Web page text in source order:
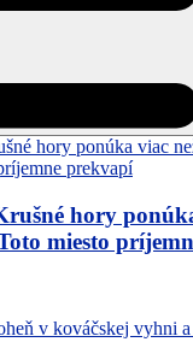
hory
miesto